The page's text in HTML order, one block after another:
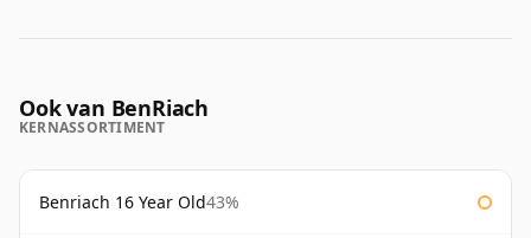
Ook van BenRiach
KERNASSORTIMENT
Benriach 16 Year Old43%